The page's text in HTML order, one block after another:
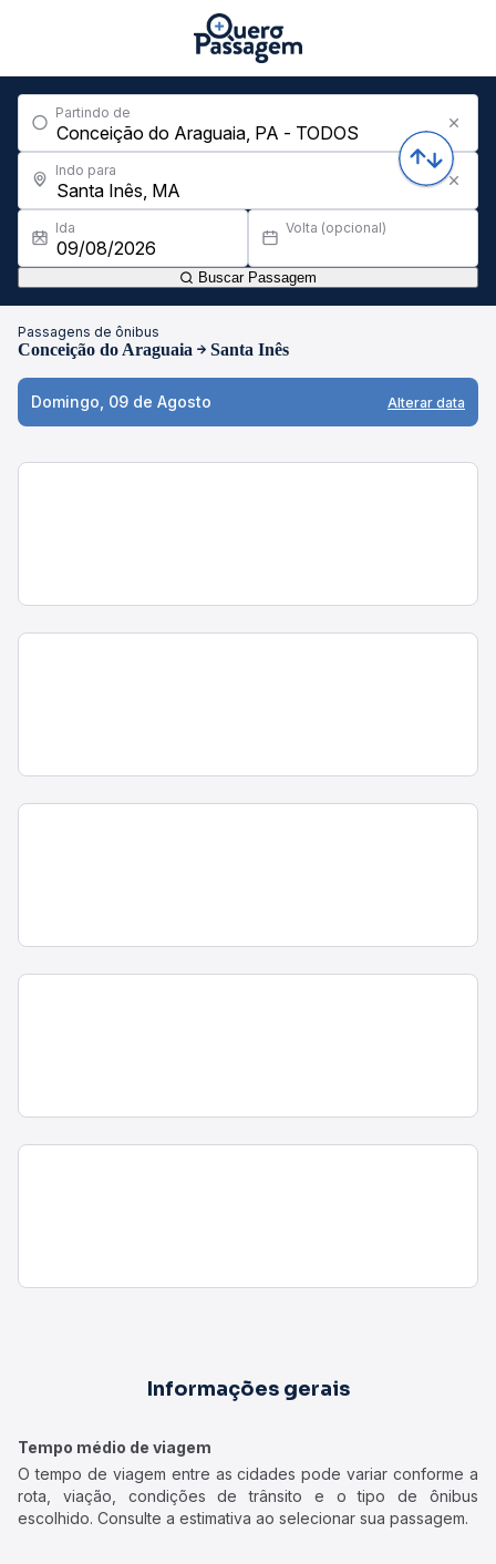
Partindo de
Indo para
Ida Volta (opcional)
Buscar Passagem
Passagens de ônibus
Conceição do Araguaia Santa Inês
Domingo, 09 de Agosto Alterar data
Informações gerais
Tempo médio de viagem
O tempo de viagem entre as cidades pode variar conforme a
rota, viação, condições de trânsito e o tipo de ônibus
escolhido. Consulte a estimativa ao selecionar sua passagem.